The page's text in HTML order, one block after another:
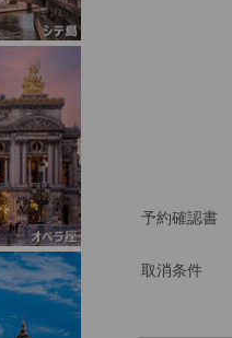
予約確認書
取消条件